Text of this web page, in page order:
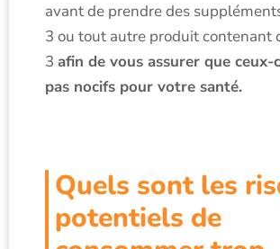
avant de prendre des
3 ou tout autre produit contenant
3 afin de vous assurer que ceux-
pas nocifs pour votre santé.
Quels sont les
potentiels de